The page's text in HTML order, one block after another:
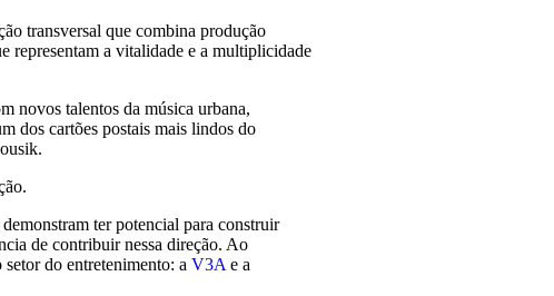
transversal que combina produção
representam a vitalidade e a multiplicidade
novos talentos da música urbana,
dos cartões postais mais lindos do
ter potencial para construir
de contribuir nessa direção. Ao
do entretenimento: a V3A e a